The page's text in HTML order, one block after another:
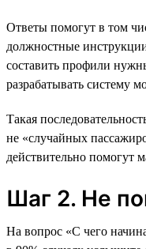
Ответы помогут в том
должностные
составить профили
разрабатывать систему
Такая
не «случайных
действительно помогут
Шаг 2. Не
На вопрос «С чего